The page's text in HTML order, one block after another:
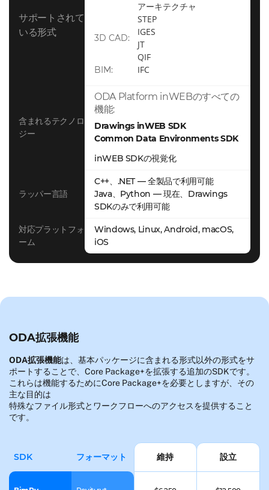
れ3D CAD:
STEP |
ま
ラ
語
Drawings
能
対
応
プ
ラ
ッ
ォ
ー
ム
Windows,
Linux,
Android,
サポートされて
いる形式
アーキテクチャ
3D CAD:
STEP
IGES
JT
QIF
BIM: IFC
含まれるテクノロ
ジー
ODA Platform inWEBのすべての
機能:
Drawings inWEB SDK
Common Data Environments SDK
inWEB SDKの視覚化
ラッパー言語
C++、.NET — 全製品で利用可能
Java、Python — 現在、Drawings
SDKのみで利用可能
対応プラットフォ
ーム
Windows, Linux, Android, macOS,
iOS
ゴ
ポ
ー
ト
さ
れ
て
形
式
| DGN | 建築
3D CAD: STEP
| IGES | JT |
QIF
ODA拡張機能
ODA拡張機能は、基本パッケージに含まれる形式以外の形式をサ
ポートすることで、Core Package+を拡張する追加のSDKです。
これらは機能するためにCore Package+を必要としますが、その
主な目的は
特殊なファイル形式とワークフローへのアクセスを提供すること
です。
SDK フォーマット 維持 設立